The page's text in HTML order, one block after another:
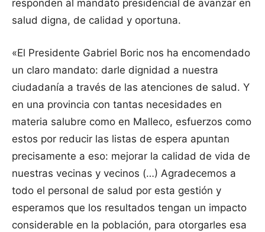
responden al mandato presidencial de avanzar en
salud digna, de calidad y oportuna.
«El Presidente Gabriel Boric nos ha encomendado
un claro mandato: darle dignidad a nuestra
ciudadanía a través de las atenciones de salud. Y
en una provincia con tantas necesidades en
materia salubre como en Malleco, esfuerzos como
estos por reducir las listas de espera apuntan
precisamente a eso: mejorar la calidad de vida de
nuestras vecinas y vecinos (…) Agradecemos a
todo el personal de salud por esta gestión y
esperamos que los resultados tengan un impacto
considerable en la población, para otorgarles esa